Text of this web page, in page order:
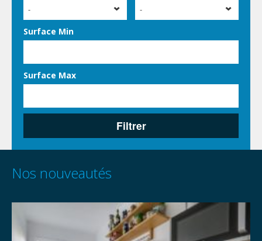
- -
Surface Min
Surface Max
Filtrer
Nos nouveautés